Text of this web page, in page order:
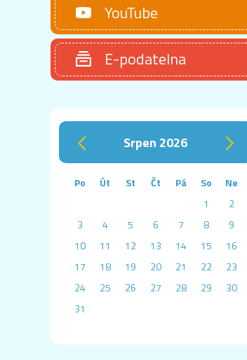
YouTube
E-podatelna
‹ srpen 2026 ›
Po Út St Čt Pá So
Ne
1
2
3
4 5 6 7 8
9
10
11 12 13 14 15
16
17
18 19 20 21 22
23
24
25 26 27 28 29
30
31